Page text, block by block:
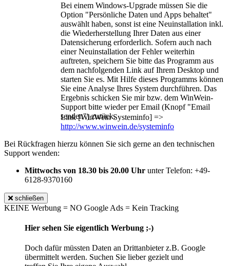
Bei einem Windows-Upgrade müssen Sie die
Option "Persönliche Daten und Apps behaltet"
auswählt haben, sonst ist eine Neuinstallation inkl.
die Wiederherstellung Ihrer Daten aus einer
Datensicherung erforderlich. Sofern auch nach
einer Neuinstallation der Fehler weiterhin
auftreten, speichern Sie bitte das Programm aus
dem nachfolgenden Link auf Ihrem Desktop und
starten Sie es. Mit Hilfe dieses Programms können
Sie eine Analyse Ihres System durchführen. Das
Ergebnis schicken Sie mir bzw. dem WinWein-
Support bitte wieder per Email (Knopf "Email
senden") zurück.
Link [WinWein Systeminfo] =>
http://www.winwein.de/systeminfo
Bei Rückfragen hierzu können Sie sich gerne an den technischen
Support wenden:
Mittwochs von 18.30 bis 20.00 Uhr unter Telefon: +49-
6128-9370160
schließen
KEINE Werbung = NO Google Ads = Kein Tracking
Hier sehen Sie eigentlich Werbung ;-)
Doch dafür müssten Daten an Drittanbieter z.B. Google
übermittelt werden. Suchen Sie lieber gezielt und